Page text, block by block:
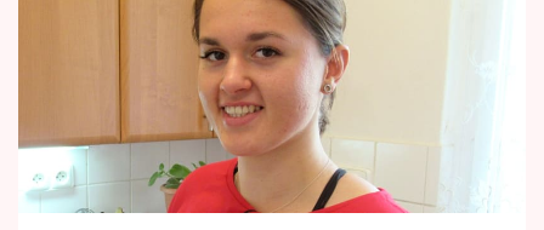
Horoskopy
Sledujte prima+
Filmový festival Karlovy Vary